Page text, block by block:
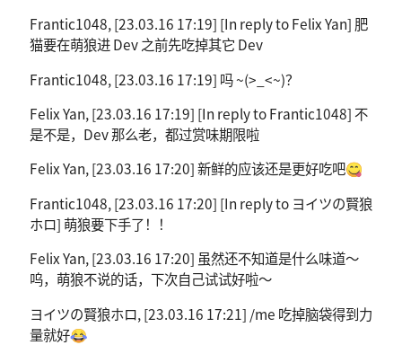
Frantic1048, [23.03.16 17:19] [In reply to Felix Yan] 肥
猫要在萌狼进 Dev 之前先吃掉其它 Dev
Frantic1048, [23.03.16 17:19] 吗 ~(>_<~)？
Felix Yan, [23.03.16 17:19] [In reply to Frantic1048] 不
是不是，Dev 那么老，都过赏味期限啦
Felix Yan, [23.03.16 17:20] 新鲜的应该还是更好吃吧😋
Frantic1048, [23.03.16 17:20] [In reply to ヨイツの賢狼
ホロ] 萌狼要下手了！！
Felix Yan, [23.03.16 17:20] 虽然还不知道是什么味道～
呜，萌狼不说的话，下次自己试试好啦～
ヨイツの賢狼ホロ, [23.03.16 17:21] /me 吃掉脑袋得到力
量就好😂